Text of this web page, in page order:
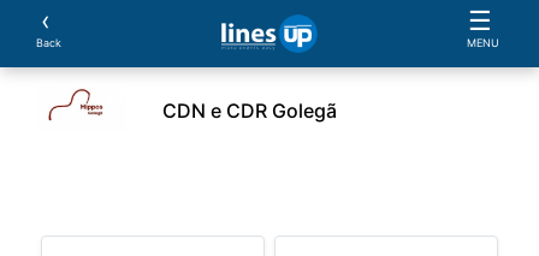
‹
Back
☰
MENU
CDN e CDR Golegã